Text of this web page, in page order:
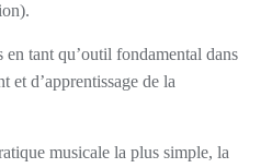
tant qu’outil fondamental dans
et d’apprentissage de la
musicale la plus simple, la